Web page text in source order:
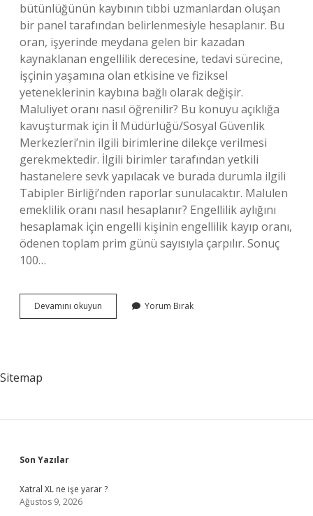
bütünlüğünün kaybının tıbbi uzmanlardan oluşan
bir panel tarafından belirlenmesiyle hesaplanır. Bu
oran, işyerinde meydana gelen bir kazadan
kaynaklanan engellilik derecesine, tedavi sürecine,
işçinin yaşamına olan etkisine ve fiziksel
yeteneklerinin kaybına bağlı olarak değişir.
Maluliyet oranı nasıl öğrenilir? Bu konuyu açıklığa
kavuşturmak için İl Müdürlüğü/Sosyal Güvenlik
Merkezleri’nin ilgili birimlerine dilekçe verilmesi
gerekmektedir. İlgili birimler tarafından yetkili
hastanelere sevk yapılacak ve burada durumla ilgili
Tabipler Birliği’nden raporlar sunulacaktır. Malulen
emeklilik oranı nasıl hesaplanır? Engellilik aylığını
hesaplamak için engelli kişinin engellilik kayıp oranı,
ödenen toplam prim günü sayısıyla çarpılır. Sonuç
100…
Devamını okuyun Maluliyet
Oranı
Yorum Bırak
Sitemap
Sidebar
Son Yazılar
Xatral XL ne işe yarar ?
Ağustos 9, 2026